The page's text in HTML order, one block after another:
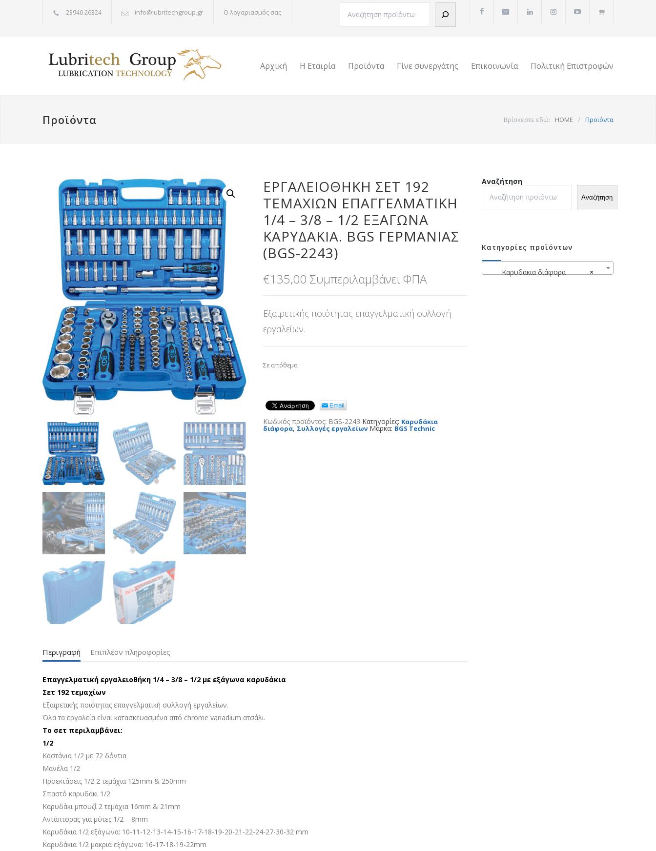
23940 26324 info@lubritechgroup.gr Ο λογαριασμός σας
Αναζήτηση
Αρχική Η Εταιρία Προϊόντα Γίνε συνεργάτης Επικοινωνία Πολιτική Επιστροφών
Προϊόντα Βρίσκεστε εδώ: HOME / Προϊόντα
ΕΡΓΑΛΕΙΟΘΉΚΗ ΣΕΤ 192
ΤΕΜΑΧΊΩΝ ΕΠΑΓΓΕΛΜΑΤΙΚΉ
1/4 – 3/8 – 1/2 ΕΞΆΓΩΝΑ
ΚΑΡΥΔΆΚΙΑ. BGS ΓΕΡΜΑΝΊΑΣ
(BGS-2243)
€135,00 Συμπεριλαμβάνει ΦΠΑ
Εξαιρετικής ποιότητας επαγγελματική συλλογή
εργαλείων.
Σε απόθεμα
Κωδικός προϊόντος: BGS-2243 Κατηγορίες: Καρυδάκια
διάφορα,Συλλογές εργαλείων Μάρκα: BGS Technic
Περιγραφή Επιπλέον πληροφορίες
Επαγγελματική εργαλειοθήκη 1/4 – 3/8 – 1/2 με εξάγωνα καρυδάκια
Σετ 192 τεμαχίων
Εξαιρετικής ποιότητας επαγγελματική συλλογή εργαλείων.
Όλα τα εργαλεία είναι κατασκευασμένα από chrome vanadium ατσάλι.
Το σετ περιλαμβάνει:
1/2
Καστάνια 1/2 με 72 δόντια
Μανέλα 1/2
Προεκτάσεις 1/2 2 τεμάχια 125mm & 250mm
Σπαστό καρυδάκι 1/2
Καρυδάκι μπουζί 2 τεμάχια 16mm & 21mm
Αντάπτορας για μύτες 1/2 – 8mm
Καρυδάκια 1/2 εξάγωνα: 10-11-12-13-14-15-16-17-18-19-20-21-22-24-27-30-32 mm
Καρυδάκια 1/2 μακριά εξάγωνα: 16-17-18-19-22mm
Αναζήτηση
Αναζήτηση
Κατηγορίες προϊόντων
×
Καρυδάκια διάφορα